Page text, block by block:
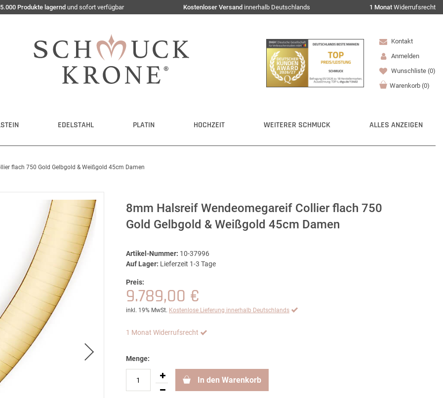
Produkte lagernd und sofort verfügbar Kostenloser Versand innerhalb Deutschlands 1 Monat Widerrufsrecht
Kontakt
Anmelden
Wunschliste (0)
Warenkorb (0)
EDELSTAHL PLATIN HOCHZEIT WEITERER SCHMUCK ALLES ANZEIGEN
flach 750 Gold Gelbgold & Weißgold 45cm Damen
8mm Halsreif Wendeomegareif Collier flach 750
Gold Gelbgold & Weißgold 45cm Damen
Artikel-Nummer: 10-37996
Auf Lager: Lieferzeit 1-3 Tage
Preis:
9.789,00 €
inkl. 19% MwSt. Kostenlose Lieferung innerhalb Deutschlands
1 Monat Widerrufsrecht
Menge:
In den Warenkorb